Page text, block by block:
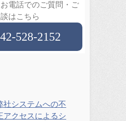
電話でのご質問・ご
はこちら
528-2152
社システムへの不
アクセスによるシ